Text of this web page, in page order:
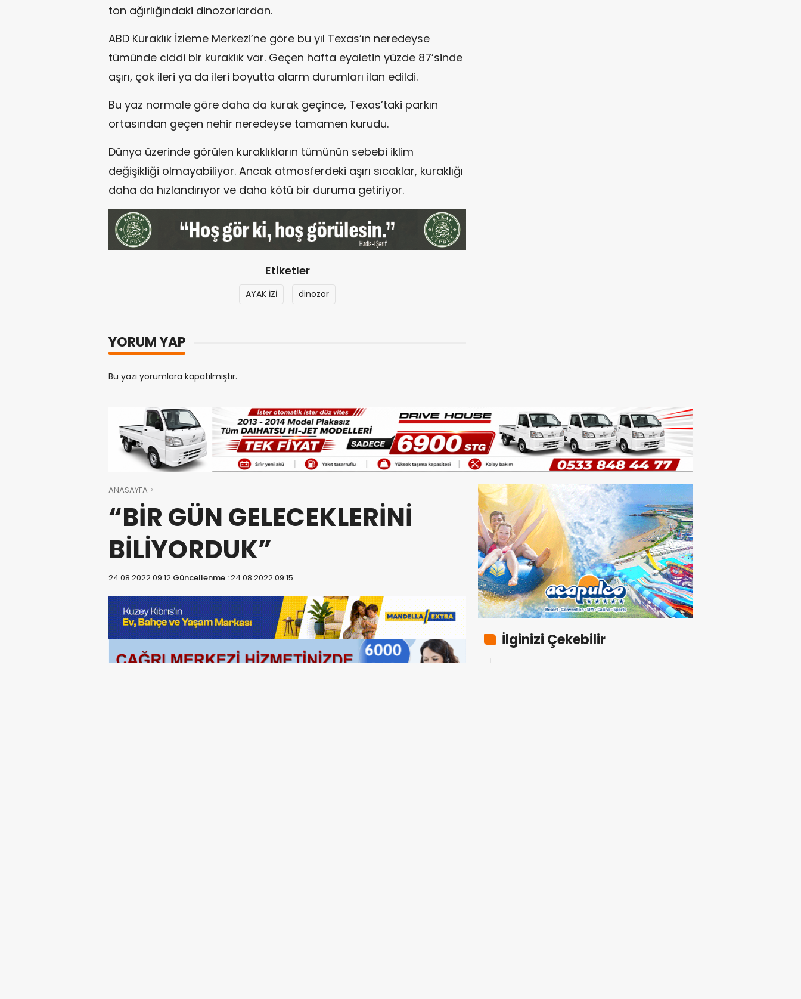
ton ağırlığındaki dinozorlardan.
ABD Kuraklık İzleme Merkezi’ne göre bu yıl Texas’ın neredeyse
tümünde ciddi bir kuraklık var. Geçen hafta eyaletin yüzde 87’sinde
aşırı, çok ileri ya da ileri boyutta alarm durumları ilan edildi.
Bu yaz normale göre daha da kurak geçince, Texas’taki parkın
ortasından geçen nehir neredeyse tamamen kurudu.
Dünya üzerinde görülen kuraklıkların tümünün sebebi iklim
değişikliği olmayabiliyor. Ancak atmosferdeki aşırı sıcaklar, kuraklığı
daha da hızlandırıyor ve daha kötü bir duruma getiriyor.
Etiketler
AYAK İZİ dinozor
YORUM YAP
Bu yazı yorumlara kapatılmıştır.
ANASAYFA
“BİR GÜN GELECEKLERİNİ
BİLİYORDUK”
24.08.2022 09:12 Güncellenme :24.08.2022 09:15
İlginizi Çekebilir